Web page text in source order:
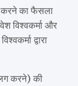
करने का फैसला
विश्वकर्मा और
द्वारा
करने) की